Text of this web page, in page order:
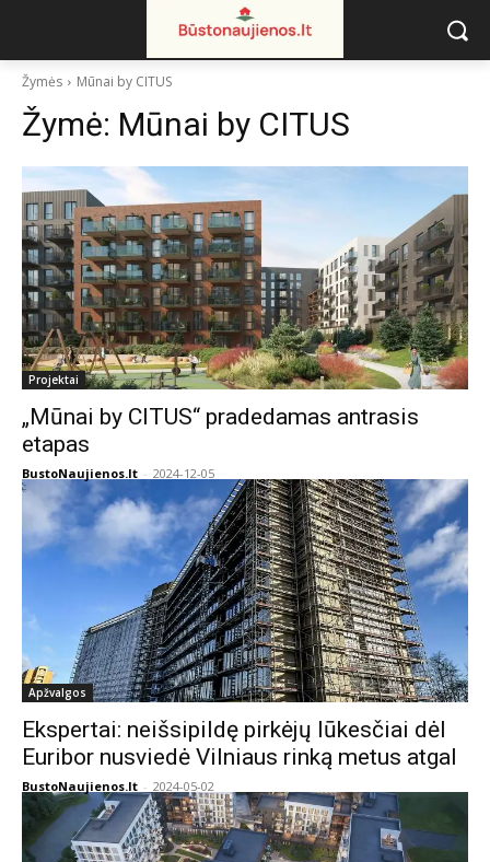
Žymės Mūnai by CITUS
Žymė: Mūnai by CITUS
Projektai
„Mūnai by CITUS“ pradedamas antrasis
etapas
BustoNaujienos.lt - 2024-12-05
Apžvalgos
Ekspertai: neišsipildę pirkėjų lūkesčiai dėl
Euribor nusviedė Vilniaus rinką metus atgal
BustoNaujienos.lt - 2024-05-02